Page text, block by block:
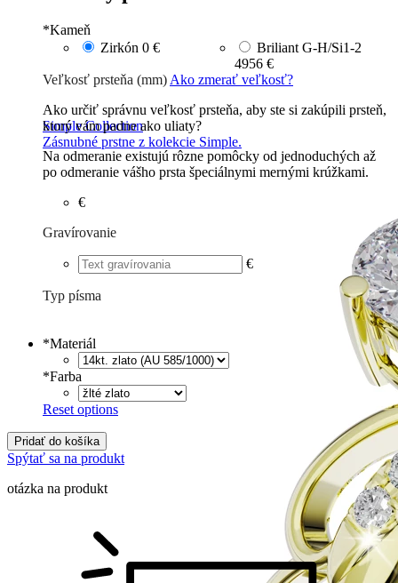
Simple Collection
Zásnubné prstne z kolekcie Simple.
*Kameň
Zirkón 0 €
Briliant G-H/Si1-2
4956 €
Veľkosť prsteňa (mm) Ako zmerať veľkosť?
Ako určiť správnu veľkosť prsteňa, aby ste si zakúpili prsteň,
ktorý vám padne ako uliaty?
Na odmeranie existujú rôzne pomôcky od jednoduchých až
po odmeranie vášho prsta špeciálnymi mernými krúžkami.
€
Gravírovanie
€
Typ písma
*Materiál
*Farba
Reset options
Pridať do košíka
Spýtať sa na produkt
otázka na produkt